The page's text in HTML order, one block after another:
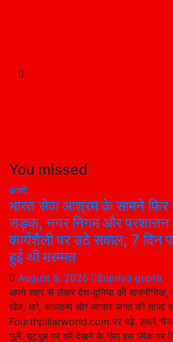
You missed
काशी
भारत सेवा आश्रम के सामने फिर
सड़क, नगर निगम और प्रशासन
कार्यशैली पर उठे सवाल, 7 दिन
हुई थी मरम्मत
August 6, 2026 Supriya gupta
अपने शहर से लेकर देश-दुनिया की राजनीतिक,
खेल, धर्म, आध्यात्म और व्यापार जगत की ताजा
Fourthpillarworld.com पर पढ़े. हमारे
भूलें. यूट्यूब पर हमें देखने के लिए इस लिंक पर